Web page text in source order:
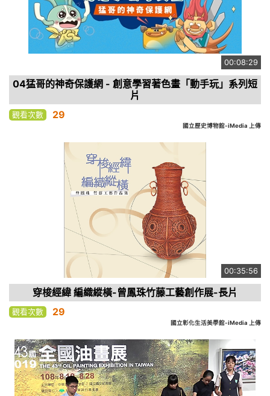
00:08:29
04猛哥的神奇保護網 - 創意學習著色畫「動手玩」系列短
片
觀看次數 29
國立歷史博物館-iMedia 上傳
00:35:56
穿梭經緯 編織縱橫-曾鳳珠竹藤工藝創作展-長片
觀看次數 29
國立彰化生活美學館-iMedia 上傳